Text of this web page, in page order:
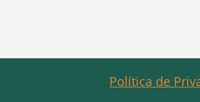
Política de